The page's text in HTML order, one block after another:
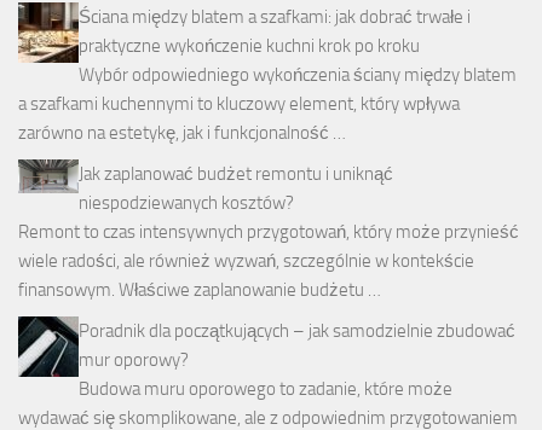
Ściana między blatem a szafkami: jak dobrać trwałe i
praktyczne wykończenie kuchni krok po kroku
Wybór odpowiedniego wykończenia ściany między blatem
a szafkami kuchennymi to kluczowy element, który wpływa
zarówno na estetykę, jak i funkcjonalność …
Jak zaplanować budżet remontu i uniknąć
niespodziewanych kosztów?
Remont to czas intensywnych przygotowań, który może przynieść
wiele radości, ale również wyzwań, szczególnie w kontekście
finansowym. Właściwe zaplanowanie budżetu …
Poradnik dla początkujących – jak samodzielnie zbudować
mur oporowy?
Budowa muru oporowego to zadanie, które może
wydawać się skomplikowane, ale z odpowiednim przygotowaniem